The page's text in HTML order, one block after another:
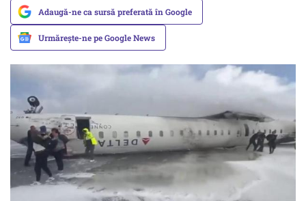
Adaugă-ne ca sursă preferată în Google
Urmărește-ne pe Google News